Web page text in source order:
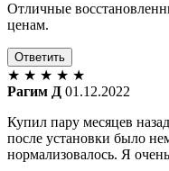
Отличные
ценам.
Ответить
★ ★ ★ ★ ★
Рагим Д 01.12.2022
Купил пару месяцев
после установки было
нормализовалось. Я